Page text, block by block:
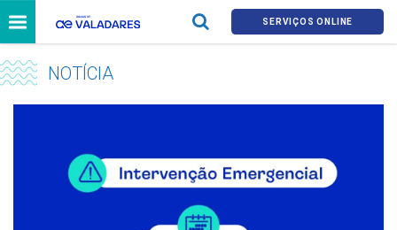
SERVIÇOS ONLINE
NOTÍCIA